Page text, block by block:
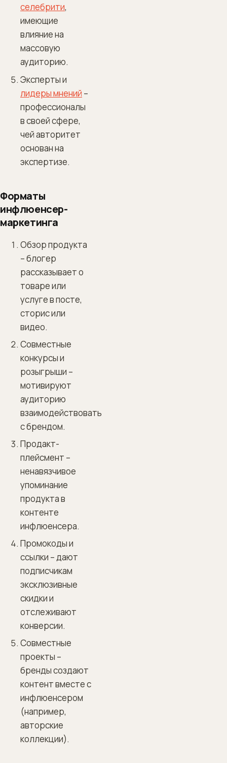
селебрити,
имеющие
влияние на
массовую
аудиторию.
Эксперты и
лидеры мнений –
профессионалы
в своей сфере,
чей авторитет
основан на
экспертизе.
Форматы
инфлюенсер-
маркетинга
Обзор продукта
– блогер
рассказывает о
товаре или
услуге в посте,
сторис или
видео.
Совместные
конкурсы и
розыгрыши –
мотивируют
аудиторию
взаимодействовать
с брендом.
Продакт-
плейсмент –
ненавязчивое
упоминание
продукта в
контенте
инфлюенсера.
Промокоды и
ссылки – дают
подписчикам
эксклюзивные
скидки и
отслеживают
конверсии.
Совместные
проекты –
бренды создают
контент вместе с
инфлюенсером
(например,
авторские
коллекции).